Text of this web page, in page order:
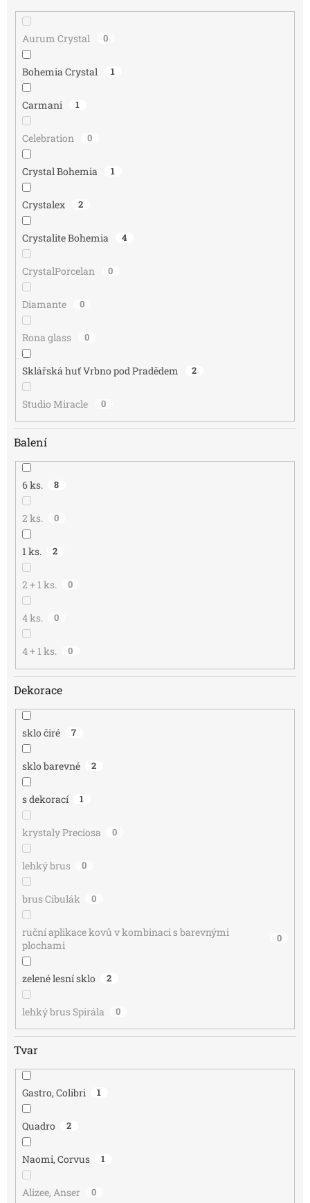
Aurum Crystal 0
Bohemia Crystal 1
Carmani 1
Celebration 0
Crystal Bohemia 1
Crystalex 2
Crystalite Bohemia 4
CrystalPorcelan 0
Diamante 0
Rona glass 0
Sklářská huť Vrbno pod Pradědem 2
Studio Miracle 0
Balení
6 ks. 8
2 ks. 0
1 ks. 2
2 + 1 ks. 0
4 ks. 0
4 + 1 ks. 0
Dekorace
sklo čiré 7
sklo barevné 2
s dekorací 1
krystaly Preciosa 0
lehký brus 0
brus Cibulák 0
ruční aplikace kovů v kombinaci s barevnými
plochami
0
zelené lesní sklo 2
lehký brus Spirála 0
Tvar
Gastro, Colibri 1
Quadro 2
Naomi, Corvus 1
Alizee, Anser 0